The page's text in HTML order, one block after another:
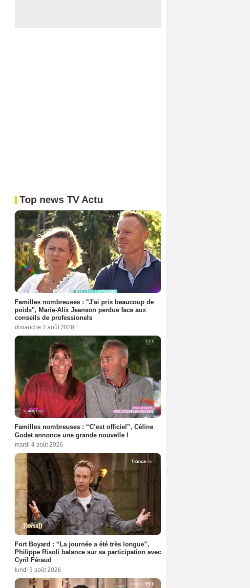
Top news TV Actu
Familles nombreuses : "J'ai pris beaucoup de
poids", Marie-Alix Jeanson perdue face aux
conseils de professionels
dimanche 2 août 2026
Familles nombreuses : “C’est officiel”, Céline
Godet annonce une grande nouvelle !
mardi 4 août 2026
Fort Boyard : “La journée a été très longue”,
Philippe Risoli balance sur sa participation avec
Cyril Féraud
lundi 3 août 2026